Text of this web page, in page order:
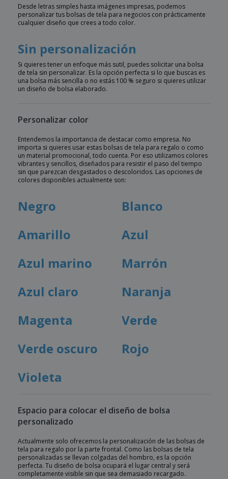
Desde letras simples hasta imágenes impresas, podemos
personalizar tus bolsas de tela para negocios con prácticamente
cualquier diseño que crees a todo color.
Sin personalización
Si quieres tener un enfoque más sutil, puedes solicitar una bolsa
de tela sin personalizar. Es la opción perfecta si lo que buscas es
una bolsa más sencilla o no estás 100 % seguro si quieres utilizar
un diseño de bolsa elaborado.
Personalizar color
Entendemos la importancia de destacar como empresa. No
importa si quieres usar estas bolsas de tela para regalo o como
un material promocional, todo cuenta. Por eso utilizamos colores
vibrantes y sencillos, diseñados para resistir el paso del tiempo
sin que parezcan desgastados o descoloridos. Las opciones de
colores disponibles actualmente son:
Negro
Blanco
Amarillo
Azul
Azul marino
Marrón
Azul claro
Naranja
Magenta
Verde
Verde oscuro
Rojo
Violeta
Espacio para colocar el diseño de bolsa
personalizado
Actualmente solo ofrecemos la personalización de las bolsas de
tela para regalo por la parte frontal. Como las bolsas de tela
personalizadas se llevan colgadas del hombro, es la opción
perfecta. Tu diseño de bolsa ocupará el lugar central y será
completamente visible sin que sea demasiado recargado.